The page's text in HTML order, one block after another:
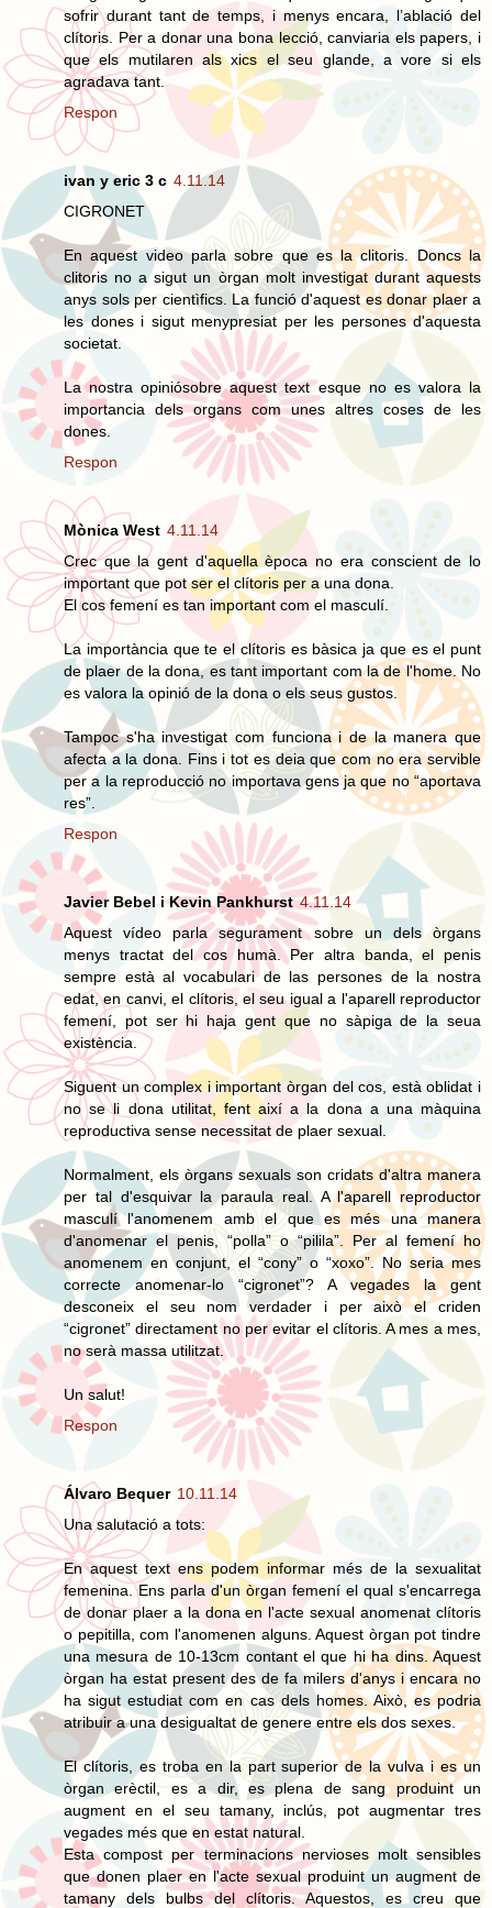
sofrir durant tant de temps, i menys encara, l’ablació del
clítoris. Per a donar una bona lecció, canviaria els papers, i
que els mutilaren als xics el seu glande, a vore si els
agradava tant.
Respon
ivan y eric 3 c 4.11.14
CIGRONET
En aquest video parla sobre que es la clitoris. Doncs la
clitoris no a sigut un òrgan molt investigat durant aquests
anys sols per cientìfics. La funció d'aquest es donar plaer a
les dones i sigut menypresiat per les persones d'aquesta
societat.
La nostra opiniósobre aquest text esque no es valora la
importancia dels organs com unes altres coses de les
dones.
Respon
Mònica West 4.11.14
Crec que la gent d'aquella època no era conscient de lo
important que pot ser el clítoris per a una dona.
El cos femení es tan important com el masculí.
La importància que te el clítoris es bàsica ja que es el punt
de plaer de la dona, es tant important com la de l'home. No
es valora la opinió de la dona o els seus gustos.
Tampoc s'ha investigat com funciona i de la manera que
afecta a la dona. Fins i tot es deia que com no era servible
per a la reproducció no importava gens ja que no “aportava
res”.
Respon
Javier Bebel i Kevin Pankhurst 4.11.14
Aquest vídeo parla segurament sobre un dels òrgans
menys tractat del cos humà. Per altra banda, el penis
sempre està al vocabulari de las persones de la nostra
edat, en canvi, el clítoris, el seu igual a l'aparell reproductor
femení, pot ser hi haja gent que no sàpiga de la seua
existència.
Siguent un complex i important òrgan del cos, està oblidat i
no se li dona utilitat, fent així a la dona a una màquina
reproductiva sense necessitat de plaer sexual.
Normalment, els òrgans sexuals son cridats d'altra manera
per tal d'esquivar la paraula real. A l'aparell reproductor
masculí l'anomenem amb el que es més una manera
d'anomenar el penis, “polla” o “pilila”. Per al femení ho
anomenem en conjunt, el “cony” o “xoxo”. No seria mes
correcte anomenar-lo “cigronet”? A vegades la gent
desconeix el seu nom verdader i per això el criden
“cigronet” directament no per evitar el clítoris. A mes a mes,
no serà massa utilitzat.
Un salut!
Respon
Álvaro Bequer 10.11.14
Una salutació a tots:
En aquest text ens podem informar més de la sexualitat
femenina. Ens parla d'un òrgan femení el qual s'encarrega
de donar plaer a la dona en l'acte sexual anomenat clítoris
o pepitilla, com l'anomenen alguns. Aquest òrgan pot tindre
una mesura de 10-13cm contant el que hi ha dins. Aquest
òrgan ha estat present des de fa milers d'anys i encara no
ha sigut estudiat com en cas dels homes. Això, es podria
atribuir a una desigualtat de genere entre els dos sexes.
El clítoris, es troba en la part superior de la vulva i es un
òrgan erèctil, es a dir, es plena de sang produint un
augment en el seu tamany, inclús, pot augmentar tres
vegades més que en estat natural.
Esta compost per terminacions nervioses molt sensibles
que donen plaer en l'acte sexual produint un augment de
tamany dels bulbs del clítoris. Aquestos, es creu que